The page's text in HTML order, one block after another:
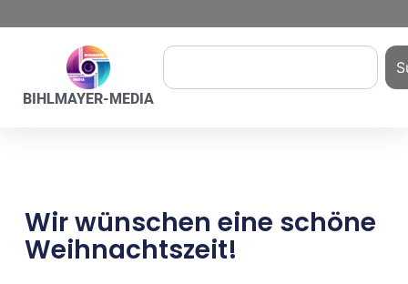
BIHLMAYER-MEDIA
Wir wünschen eine schöne
Weihnachtszeit!